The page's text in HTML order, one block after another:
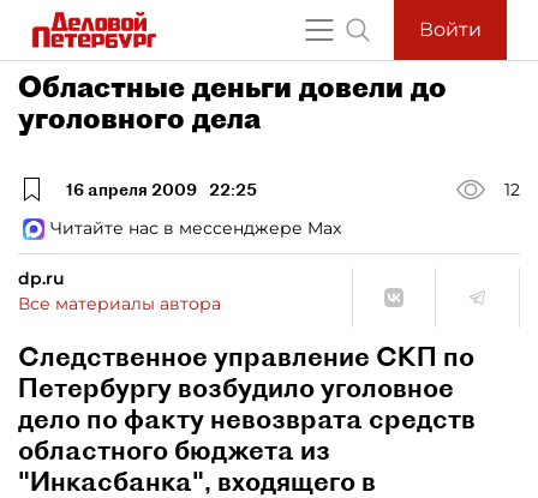
Войти
Областные деньги довели до
уголовного дела
16 апреля 2009 22:25
12
Читайте нас в мессенджере Max
dp.ru
Все материалы автора
Следственное управление СКП по
Петербургу возбудило уголовное
дело по факту невозврата средств
областного бюджета из
"Инкасбанка", входящего в